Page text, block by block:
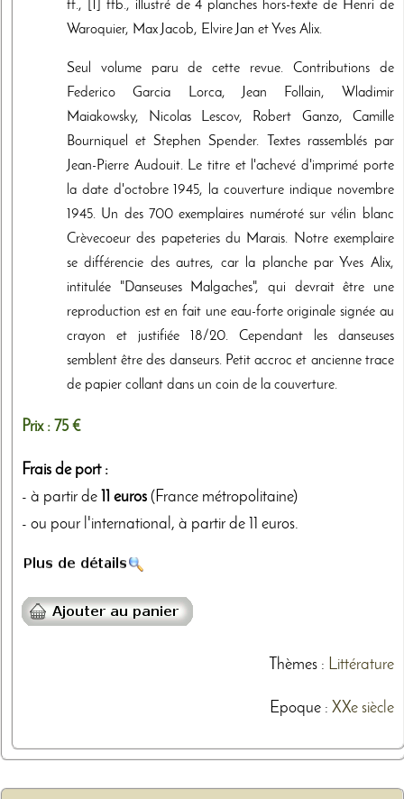
ff., [1] ffb., illustré de 4 planches hors-texte de Henri de
Waroquier, Max Jacob, Elvire Jan et Yves Alix.
Seul volume paru de cette revue. Contributions de
Federico Garcia Lorca, Jean Follain, Wladimir
Maiakowsky, Nicolas Lescov, Robert Ganzo, Camille
Bourniquel et Stephen Spender. Textes rassemblés par
Jean-Pierre Audouit. Le titre et l'achevé d'imprimé porte
la date d'octobre 1945, la couverture indique novembre
1945. Un des 700 exemplaires numéroté sur vélin blanc
Crèvecoeur des papeteries du Marais. Notre exemplaire
se différencie des autres, car la planche par Yves Alix,
intitulée "Danseuses Malgaches", qui devrait être une
reproduction est en fait une eau-forte originale signée au
crayon et justifiée 18/20. Cependant les danseuses
semblent être des danseurs. Petit accroc et ancienne trace
de papier collant dans un coin de la couverture.
Prix : 75 €
Frais de port :
- à partir de
11 euros (France métropolitaine)
- ou pour l'international, à partir de 11 euros.
Thèmes: Littérature
Epoque : XXe siècle